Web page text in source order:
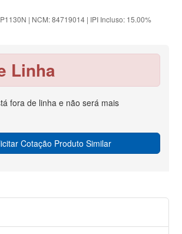
| NCM: 84719014 | IPI Incluso: 15.00%
Linha
fora de linha e não será mais
Cotação Produto Similar